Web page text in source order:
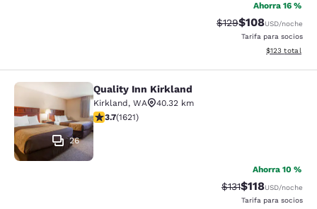
Ahorra 16 %
Precio tachado:
$129Precio con
$108USD/noche
Tarifa para socios
Ver detalles
$123 total
Quality Inn Kirkland
26
Quality Inn Kirkland
Kirkland, WA
40.32 km
calificación de 3.69 estrellas. Bueno. 1621 reseñas
3.7(1621)
Ahorra 10 %
Precio tachado:
$131Precio con
$118USD/noche
Tarifa para socios